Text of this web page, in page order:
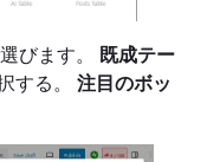
びます。 既成テー
する。 注目のボッ